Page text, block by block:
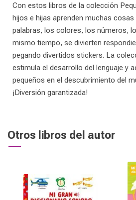
Con estos libros de la colección
hijos e hijas aprenden muchas
palabras, los colores, los números,
mismo tiempo, se divierten
pegando divertidos stickers. La
estimula el desarrollo del lenguaje y
pequeños en el descubrimiento del
¡Diversión garantizada!
Otros libros del autor